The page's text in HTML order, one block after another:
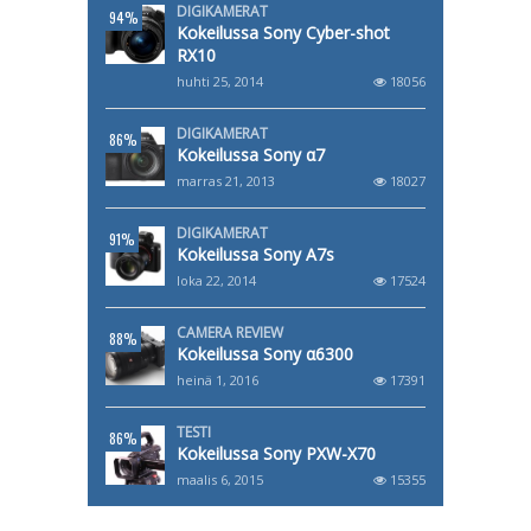
94% DIGIKAMERAT
Kokeilussa Sony Cyber-shot
RX10
huhti 25, 2014 18056
86% DIGIKAMERAT
Kokeilussa Sony α7
marras 21, 2013 18027
91% DIGIKAMERAT
Kokeilussa Sony A7s
loka 22, 2014 17524
88% CAMERA REVIEW
Kokeilussa Sony α6300
heinä 1, 2016 17391
86% TESTI
Kokeilussa Sony PXW-X70
maalis 6, 2015 15355